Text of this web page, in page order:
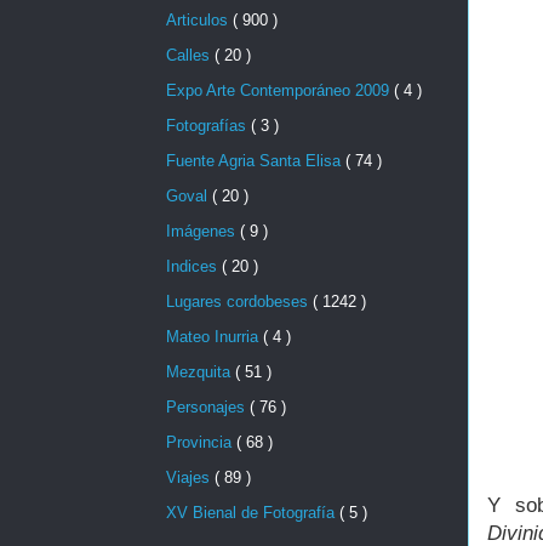
Y
Articulos ( 900 )
Calles ( 20 )
Expo Arte Contemporáneo 2009 ( 4 )
Fotografías ( 3 )
Fuente Agria Santa Elisa ( 74 )
Goval ( 20 )
Imágenes ( 9 )
Indices ( 20 )
Lugares cordobeses ( 1242 )
Mateo Inurria ( 4 )
Mezquita ( 51 )
Personajes ( 76 )
Provincia ( 68 )
Viajes ( 89 )
XV Bienal de Fotografía ( 5 )